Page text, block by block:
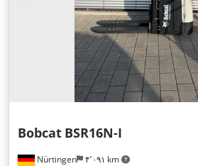
Nürtingen ۴٬۰۹۱ km
Bobcat BSR16N-I